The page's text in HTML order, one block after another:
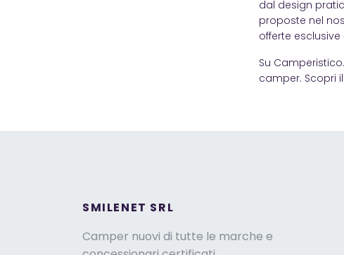
dal design
proposte nel
offerte
Su
camper. Scopri
SMILENET SRL
Camper nuovi di tutte le marche e